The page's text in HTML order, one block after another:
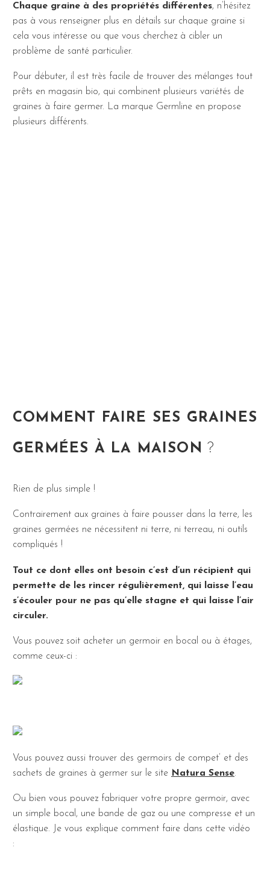
Chaque graine à des propriétés différentes, n’hésitez
pas à vous renseigner plus en détails sur chaque graine si
cela vous intéresse ou que vous cherchez à cibler un
problème de santé particulier.
Pour débuter, il est très facile de trouver des mélanges tout
prêts en magasin bio, qui combinent plusieurs variétés de
graines à faire germer. La marque Germline en propose
plusieurs différents.
COMMENT FAIRE SES GRAINES
GERMÉES À LA MAISON ?
Rien de plus simple !
Contrairement aux graines à faire pousser dans la terre, les
graines germées ne nécessitent ni terre, ni terreau, ni outils
compliqués !
Tout ce dont elles ont besoin c’est d’un récipient qui
permette de les rincer régulièrement, qui laisse l’eau
s’écouler pour ne pas qu’elle stagne et qui laisse l’air
circuler.
Vous pouvez soit acheter un germoir en bocal ou à étages,
comme ceux-ci :
Vous pouvez aussi trouver des germoirs de compet’ et des
sachets de graines à germer sur le site Natura Sense.
Ou bien vous pouvez fabriquer votre propre germoir, avec
un simple bocal, une bande de gaz ou une compresse et un
élastique. Je vous explique comment faire dans cette vidéo
: